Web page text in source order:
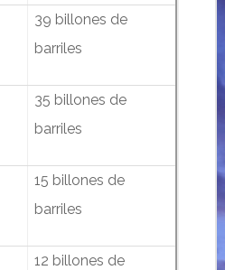
39 billones de
barriles
35 billones de
barriles
15 billones de
barriles
12 billones de